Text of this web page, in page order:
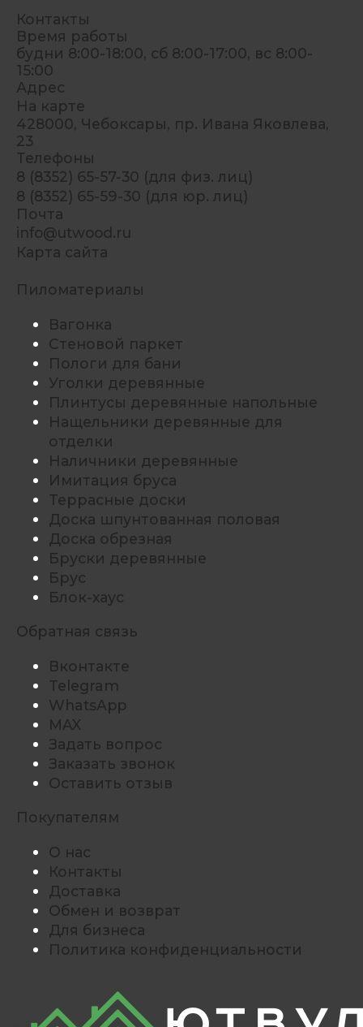
Контакты
Время работы
будни 8:00-18:00, сб 8:00-17:00, вс 8:00-
15:00
Адрес
На карте
428000, Чебоксары, пр. Ивана Яковлева,
23
Телефоны
8 (8352) 65-57-30 (для физ. лиц)
8 (8352) 65-59-30 (для юр. лиц)
Почта
info@utwood.ru
Карта сайта
Пиломатериалы
Вагонка
Стеновой паркет
Пологи для бани
Уголки деревянные
Плинтусы деревянные напольные
Нащельники деревянные для
отделки
Наличники деревянные
Имитация бруса
Террасные доски
Доска шпунтованная половая
Доска обрезная
Бруски деревянные
Брус
Блок-хаус
Обратная связь
Вконтакте
Telegram
WhatsApp
MAX
Задать вопрос
Заказать звонок
Оставить отзыв
Покупателям
О нас
Контакты
Доставка
Обмен и возврат
Для бизнеса
Политика конфиденциальности